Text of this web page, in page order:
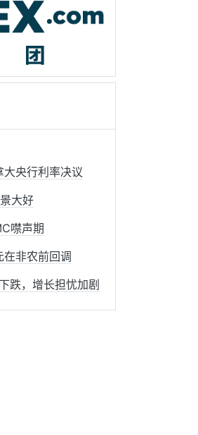
央行利率决议
大好
噤声期
非农前回调
跌，增长担忧加剧